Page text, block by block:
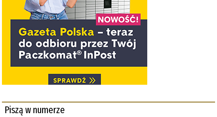
Piszą w numerze